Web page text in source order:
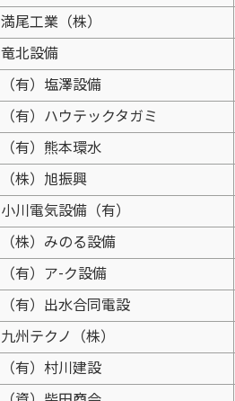
満尾工業（株）
竜北設備
（有）塩澤設備
（有）ハウテックタガミ
（有）熊本環水
（株）旭振興
小川電気設備（有）
（株）みのる設備
（有）ア-ク設備
（有）出水合同電設
九州テクノ（株）
（有）村川建設